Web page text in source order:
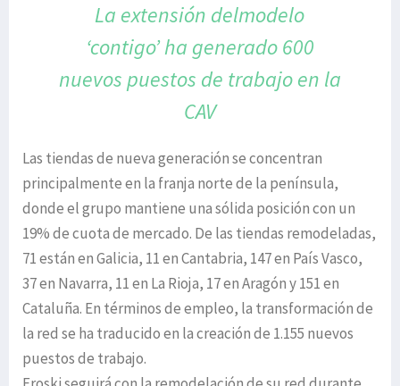
La extensión delmodelo
‘contigo’ha generado 600
nuevos puestos de trabajo en la
CAV
Las tiendas de nueva generación se concentran
principalmente en la franja norte de la península,
donde el grupo mantiene una sólida posición con un
19% de cuota de mercado. De las tiendas remodeladas,
71 están en Galicia, 11 en Cantabria, 147 en País Vasco,
37 en Navarra, 11 en La Rioja, 17 en Aragón y 151 en
Cataluña. En términos de empleo, la transformación de
la red se ha traducido en la creación de 1.155 nuevos
puestos de trabajo.